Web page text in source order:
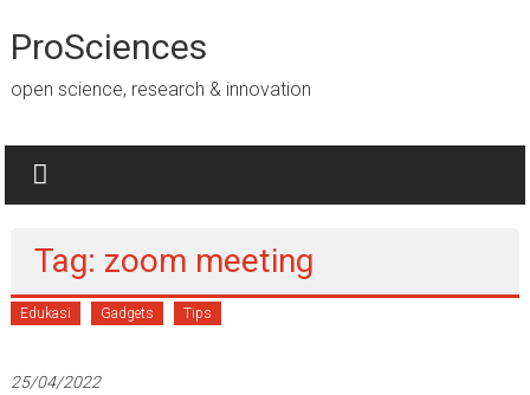
ke
konten
ProSciences
open science, research & innovation
Tag: zoom meeting
Edukasi Gadgets Tips
25/04/2022